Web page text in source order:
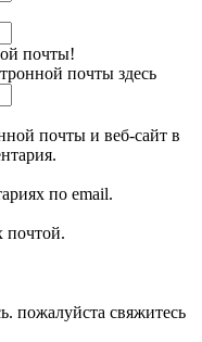
почты!
почты здесь
почты и веб-сайт в
по email.
почтой.
пожалуйста свяжитесь